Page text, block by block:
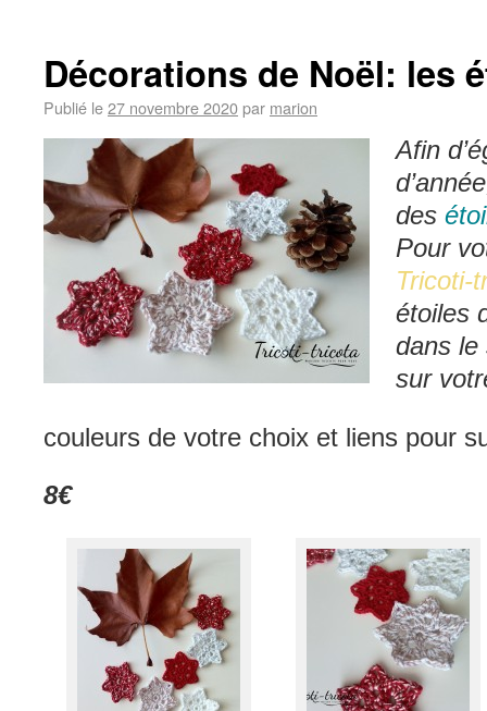
Décorations de Noël: les
Publié le27 novembre 2020par marion
Afin
des
Pour
Tricoti-
étoiles
dans le
sur
couleurs de votre choix et liens pour
8€